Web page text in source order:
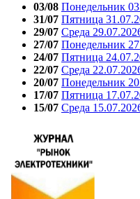
03/08 Понедельник
31/07 Пятница
29/07 Среда
27/07 Понедельник
24/07 Пятница
22/07 Среда
20/07 Понедельник
17/07 Пятница
15/07 Среда